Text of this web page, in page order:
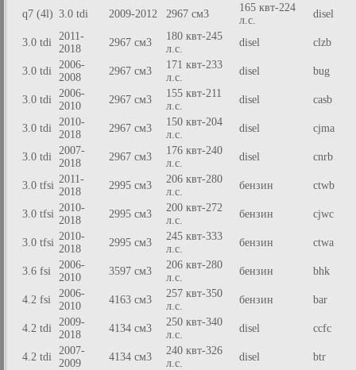
q7 (4l) 3.0 tdi 2009-2012 2967 см3
165 квт-224
л.с.
disel
3.0 tdi
2011-
2018
2967 см3
180 квт-245
л.с.
disel clzb
3.0 tdi
2006-
2008
2967 см3
171 квт-233
л.с.
disel bug
3.0 tdi
2006-
2010
2967 см3
155 квт-211
л.с.
disel casb
3.0 tdi
2010-
2018
2967 см3
150 квт-204
л.с.
disel cjma
3.0 tdi
2007-
2018
2967 см3
176 квт-240
л.с.
disel cnrb
3.0 tfsi
2011-
2018
2995 см3
206 квт-280
л.с.
бензин ctwb
3.0 tfsi
2010-
2018
2995 см3
200 квт-272
л.с.
бензин cjwc
3.0 tfsi
2010-
2018
2995 см3
245 квт-333
л.с.
бензин ctwa
3.6 fsi
2006-
2010
3597 см3
206 квт-280
л.с.
бензин bhk
4.2 fsi
2006-
2010
4163 см3
257 квт-350
л.с.
бензин bar
4.2 tdi
2009-
2018
4134 см3
250 квт-340
л.с.
disel ccfc
4.2 tdi
2007-
2009
4134 см3
240 квт-326
л.с.
disel btr